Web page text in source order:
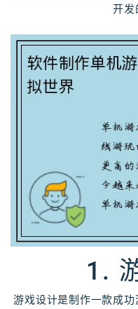
开发
1.
游戏设计是制作一款成